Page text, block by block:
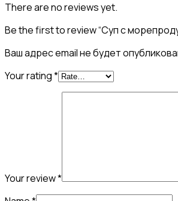
There are no reviews yet.
Be the first to review “Суп с
Ваш адрес email не будет
Your rating*
Your review*